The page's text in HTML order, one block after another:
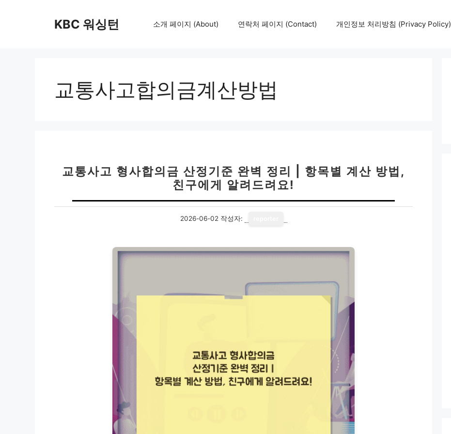
KBC 워싱턴 소개 페이지 (About) 연락처 페이지 (Contact) 개인정보 처리방침 (Privacy Policy)
교통사고합의금계산방법
교통사고 형사합의금 산정기준 완벽 정리 | 항목별 계산 방법,
친구에게 알려드려요!
2026-06-02 작성자: